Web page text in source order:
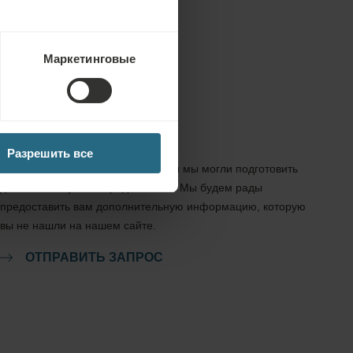
Маркетинговые
Разрешить все
Запрос
Отправьте нам свой запрос, чтобы мы могли подготовить
для вас наилучшее предложение. Мы будем рады
предоставить вам дополнительную информацию, которую
вы не нашли на нашем сайте.
ОТПРАВИТЬ ЗАПРОС